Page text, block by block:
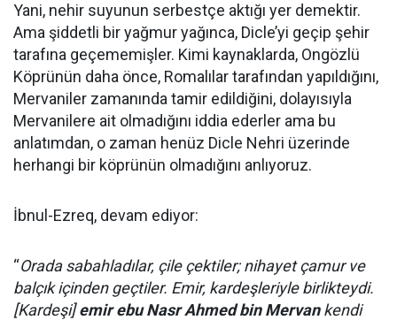
Yani, nehir suyunun serbestçe aktığı yer demektir.
Ama şiddetli bir yağmur yağınca, Dicle’yi geçip şehir
tarafına geçememişler. Kimi kaynaklarda, Ongözlü
Köprünün daha önce, Romalılar tarafından yapıldığını,
Mervaniler zamanında tamir edildiğini, dolayısıyla
Mervanilere ait olmadığını iddia ederler ama bu
anlatımdan, o zaman henüz Dicle Nehri üzerinde
herhangi bir köprünün olmadığını anlıyoruz.
İbnul-Ezreq, devam ediyor:
“Orada sabahladılar, çile çektiler; nihayet çamur ve
balçık içinden geçtiler. Emir, kardeşleriyle birlikteydi.
[Kardeşi]emir ebu Nasr Ahmed bin Mervankendi